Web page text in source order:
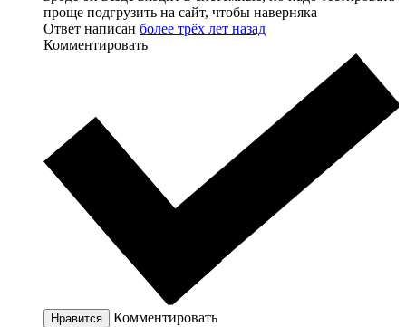
проще подгрузить на сайт, чтобы наверняка
Ответ написан более трёх лет назад
Комментировать
Нравится Комментировать